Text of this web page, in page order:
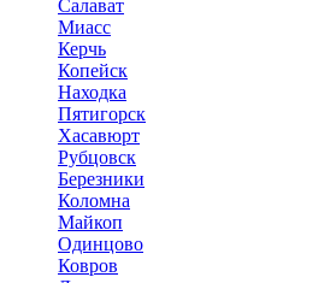
Салават
Миасс
Керчь
Копейск
Находка
Пятигорск
Хасавюрт
Рубцовск
Березники
Коломна
Майкоп
Одинцово
Ковров